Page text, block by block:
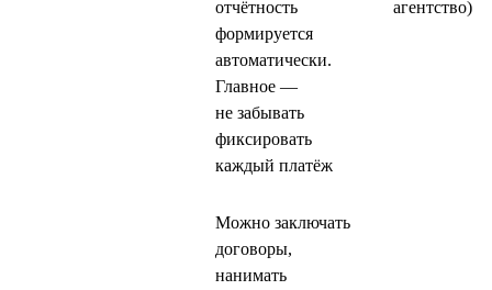
отчётность
формируется
автоматически.
Главное —
не забывать
фиксировать
каждый платёж
агентство)
Можно заключать
договоры,
нанимать